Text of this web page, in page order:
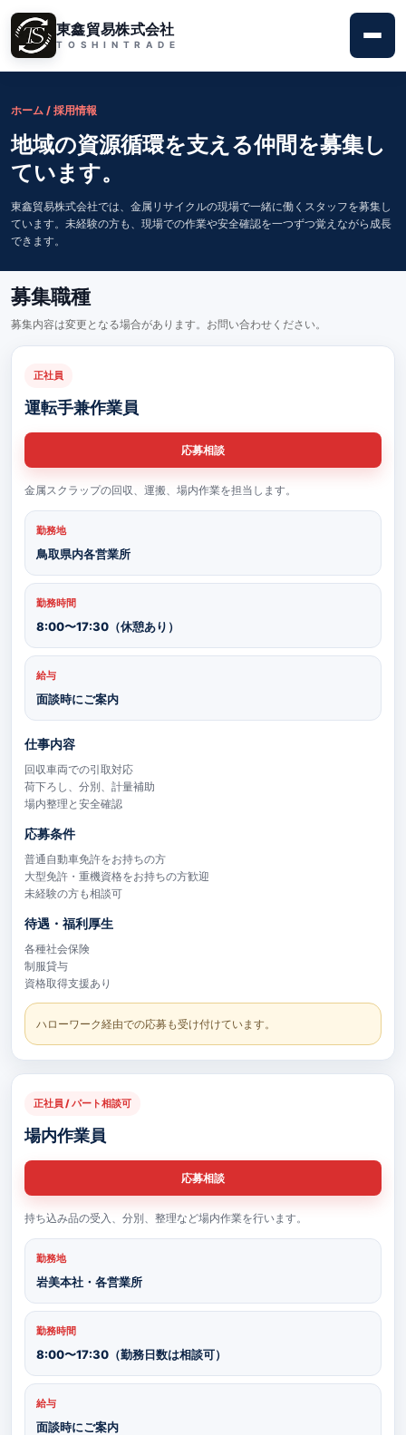
東鑫貿易株式会社
T O S H I N T R A D E
ホーム / 採用情報
地域の資源循環を支える仲間を募集し
ています。
東鑫貿易株式会社では、金属リサイクルの現場で一緒に働くスタッフを募集し
ています。未経験の方も、現場での作業や安全確認を一つずつ覚えながら成長
できます。
募集職種
募集内容は変更となる場合があります。お問い合わせください。
正社員
運転手兼作業員
応募相談
金属スクラップの回収、運搬、場内作業を担当します。
勤務地
鳥取県内各営業所
勤務時間
8:00〜17:30（休憩あり）
給与
面談時にご案内
仕事内容
回収車両での引取対応
荷下ろし、分別、計量補助
場内整理と安全確認
応募条件
普通自動車免許をお持ちの方
大型免許・重機資格をお持ちの方歓迎
未経験の方も相談可
待遇・福利厚生
各種社会保険
制服貸与
資格取得支援あり
ハローワーク経由での応募も受け付けています。
正社員 / パート相談可
場内作業員
応募相談
持ち込み品の受入、分別、整理など場内作業を行います。
勤務地
岩美本社・各営業所
勤務時間
8:00〜17:30（勤務日数は相談可）
給与
面談時にご案内